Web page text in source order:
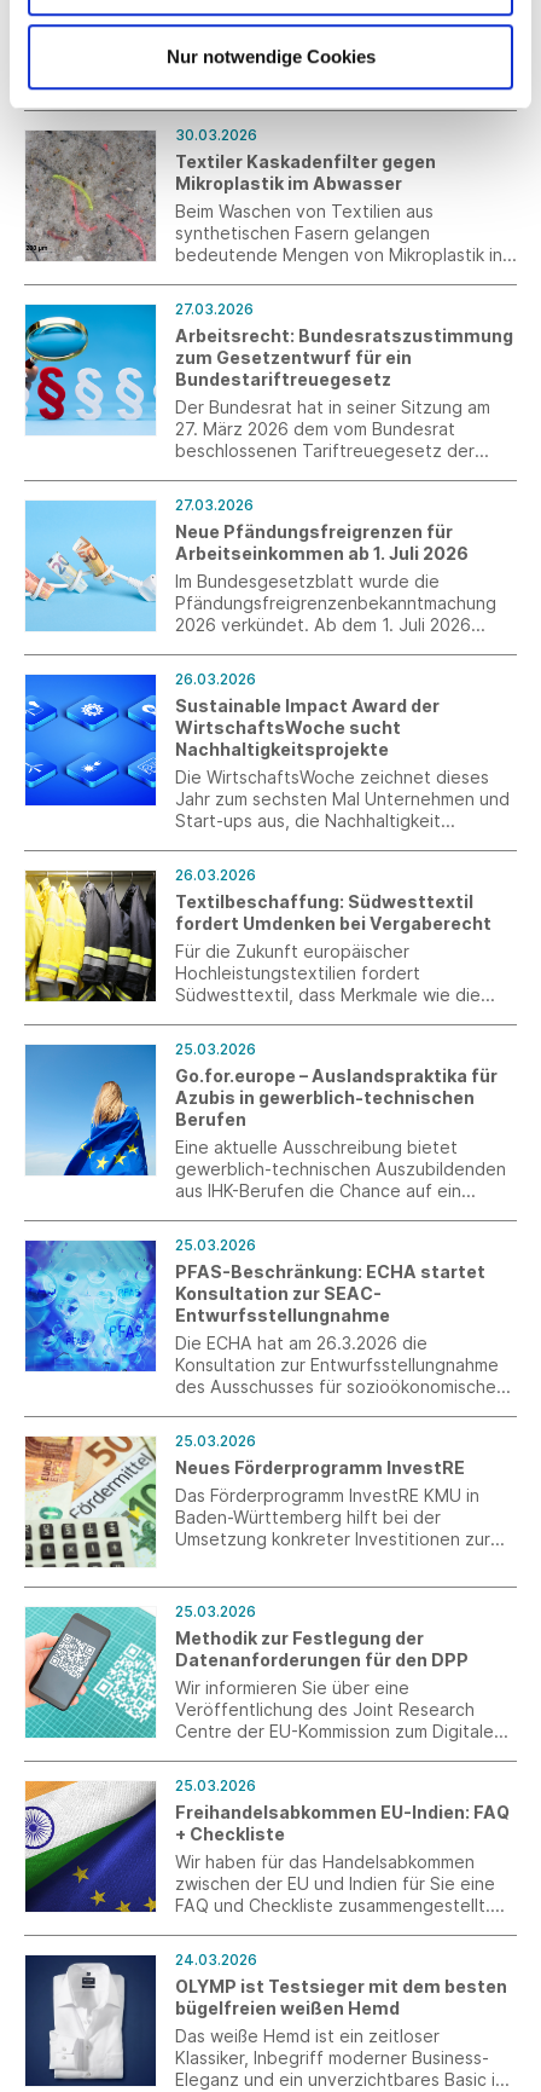
Nur notwendige Cookies
Am 8. März wurde das STAN in Stuttgart
Austausch und Inspiration. Gemeinsam mit
STAN und der Hilfsorganisation STELP lud
LUISA CERANO zu einem kuratierten
Event ein, das Mode, Mindfulness und
Community miteinander verband.
30.03.2026
Textiler Kaskadenfilter gegen
Mikroplastik im Abwasser
Beim Waschen von Textilien aus
synthetischen Fasern gelangen
bedeutende Mengen von Mikroplastik ins
Textil- und Faserforschung Denkendorf
haben dafür einen textilbasierten
Kaskadenfilter entwickelt.
27.03.2026
Arbeitsrecht: Bundesratszustimmung
zum Gesetzentwurf für ein
Bundestariftreuegesetz
Der Bundesrat hat in seiner Sitzung am
27. März 2026 dem vom Bundesrat
beschlossenen Tariftreuegesetz der
27.03.2026
Neue Pfändungsfreigrenzen für
Arbeitseinkommen ab 1. Juli 2026
Im Bundesgesetzblatt wurde die
Pfändungsfreigrenzenbekanntmachung
2026 verkündet. Ab dem 1. Juli 2026
26.03.2026
Sustainable Impact Award der
WirtschaftsWoche sucht
Nachhaltigkeitsprojekte
Die WirtschaftsWoche zeichnet dieses
Jahr zum sechsten Mal Unternehmen und
Start-ups aus, die Nachhaltigkeit
Sustainable Impact Award richtet sich
gezielt auch an kleine und mittlere
Unternehmen in Deutschland und würdigt
Best Practices in den Bereichen Umwelt,
Soziales und verantwortungsvolle
Unternehmensführung.
26.03.2026
Textilbeschaffung: Südwesttextil
fordert Umdenken bei Vergaberecht
Für die Zukunft europäischer
Hochleistungstextilien fordert
Südwesttextil, dass Merkmale wie die
öffentlichen Aufträgen berücksichtigt
werden.
25.03.2026
Go.for.europe – Auslandspraktika für
Azubis in gewerblich-technischen
Berufen
Eine aktuelle Ausschreibung bietet
gewerblich-technischen Auszubildenden
aus IHK-Berufen die Chance auf ein
25.03.2026
PFAS-Beschränkung: ECHA startet
Konsultation zur SEAC-
Entwurfsstellungnahme
Die ECHA hat am 26.3.2026 die
Konsultation zur Entwurfsstellungnahme
des Ausschusses für sozioökonomische
polyfluorierte Alkylsubstanzen (PFAS)
unter REACH gestartet. Die Konsultation
läuft bis zum 25. Mai 2026. Ebenfalls
verfügbar ist nun die Stellungnahme des
Ausschusses für Risikobeurteilung (RAC).
25.03.2026
Neues Förderprogramm InvestRE
Das Förderprogramm InvestRE KMU in
Baden-Württemberg hilft bei der
Umsetzung konkreter Investitionen zur
insbesondere in der Anlagen- und
Prozessmodernisierung. Ziel ist es,
Maßnahmen wie Materialeinsparung, den
Einsatz nachhaltiger oder kreislauffähiger
Materialien sowie die Substitution
kritischer Rohstoffe voranzutreiben.
25.03.2026
Methodik zur Festlegung der
Datenanforderungen für den DPP
Wir informieren Sie über eine
Veröffentlichung des Joint Research
Centre der EU-Kommission zum Digitalen
25.03.2026
Freihandelsabkommen EU-Indien: FAQ
+ Checkliste
Wir haben für das Handelsabkommen
zwischen der EU und Indien für Sie eine
FAQ und Checkliste zusammengestellt.
ermöglichen, dass die Vorbereitung
systematisch steuerbar ist.
24.03.2026
OLYMP ist Testsieger mit dem besten
bügelfreien weißen Hemd
Das weiße Hemd ist ein zeitloser
Klassiker, Inbegriff moderner Business-
Eleganz und ein unverzichtbares Basic in